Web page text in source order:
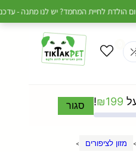
הולדת לחיית המחמד? יש לנו מתנה -
₪199
! סגור
> מזון לציפורים >